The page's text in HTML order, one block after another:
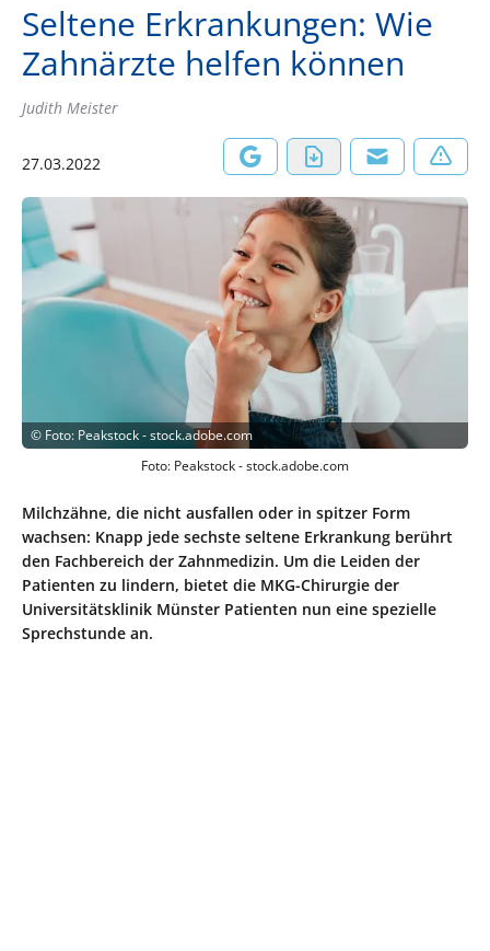
Seltene Erkrankungen: Wie
Zahnärzte helfen können
Judith Meister
27.03.2022
© Foto: Peakstock - stock.adobe.com
Foto: Peakstock - stock.adobe.com
Milchzähne, die nicht ausfallen oder in spitzer Form
wachsen: Knapp jede sechste seltene Erkrankung berührt
den Fachbereich der Zahnmedizin. Um die Leiden der
Patienten zu lindern, bietet die MKG-Chirurgie der
Universitätsklinik Münster Patienten nun eine spezielle
Sprechstunde an.